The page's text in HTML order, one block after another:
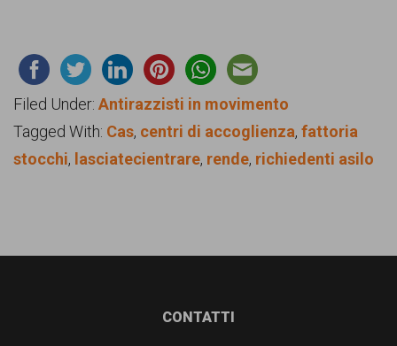
Filed Under: Antirazzisti in movimento
Tagged With: Cas, centri di accoglienza, fattoria
stocchi, lasciatecientrare, rende, richiedenti asilo
CONTATTI